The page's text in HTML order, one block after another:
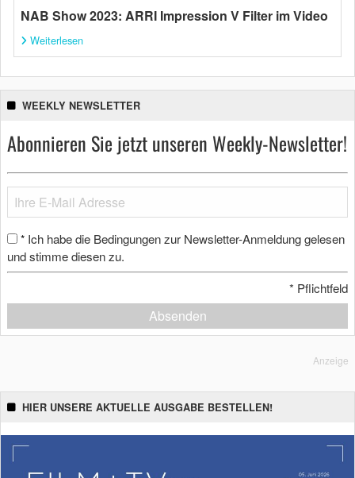
NAB Show 2023: ARRI Impression V Filter im Video
Weiterlesen
WEEKLY NEWSLETTER
Abonnieren Sie jetzt unseren Weekly-Newsletter!
* Ich habe die Bedingungen zur Newsletter-Anmeldung gelesen
und stimme diesen zu.
* Pflichtfeld
Absenden
Anzeige
HIER UNSERE AKTUELLE AUSGABE BESTELLEN!